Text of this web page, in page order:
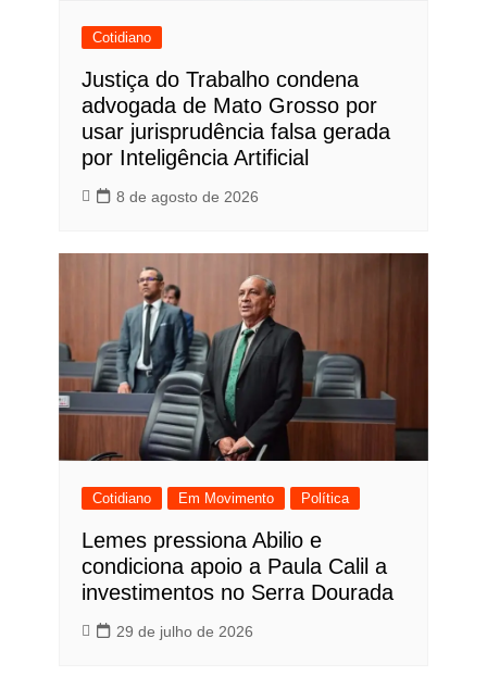
Cotidiano
Justiça do Trabalho condena
advogada de Mato Grosso por
usar jurisprudência falsa gerada
por Inteligência Artificial
8 de agosto de 2026
Cotidiano Em Movimento Política
Lemes pressiona Abilio e
condiciona apoio a Paula Calil a
investimentos no Serra Dourada
29 de julho de 2026